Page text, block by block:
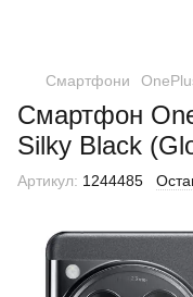
Смартфони
Смартфон
Silky Black
Артикул: 1244485